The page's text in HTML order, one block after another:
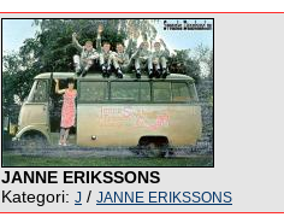
JANNE ERIKSSONS
Kategori: J / JANNE ERIKSSONS